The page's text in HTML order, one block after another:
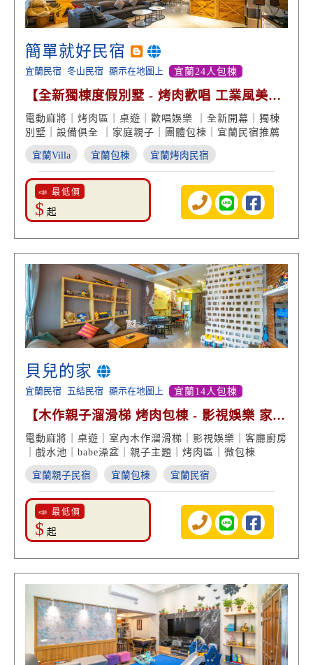
簡單就好民宿
宜蘭民宿 冬山民宿 顯示在地圖上 宜蘭24人包棟
【全新獨棟度假別墅 - 烤肉歡唱 工業風美
學】
電動麻將｜烤肉區｜桌遊｜歡唱娛樂 ｜全新開幕｜獨棟
別墅｜設備俱全 ｜家庭親子｜團體包棟｜宜蘭民宿推薦
宜蘭Villa 宜蘭包棟 宜蘭烤肉民宿
📣 最低價
$ 起
貝兒的家
宜蘭民宿 五結民宿 顯示在地圖上 宜蘭14人包棟
【木作親子溜滑梯 烤肉包棟 - 影視娛樂 家庭
度假】
電動麻將｜桌遊｜室內木作溜滑梯｜影視娛樂｜客廳廚房
｜戲水池｜babe澡盆｜親子主題｜烤肉區｜微包棟
宜蘭親子民宿 宜蘭包棟 宜蘭民宿
📣 最低價
$ 起